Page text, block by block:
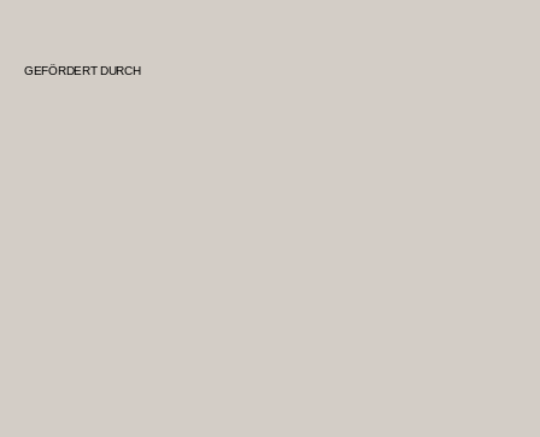
GEFÖRDERT DURCH